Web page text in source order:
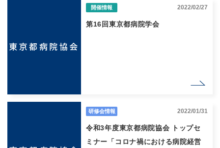
開催情報 2022/02/27
第16回東京都病院学会
研修会情報 2022/01/31
令和3年度東京都病院協会 トップセ
ミナー「コロナ禍における病院経営